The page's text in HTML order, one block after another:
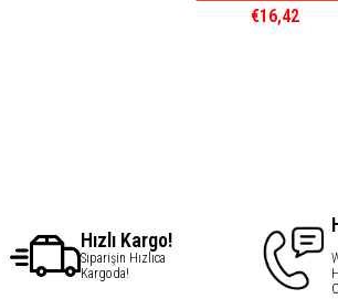
€16,42
Hızlı Kargo!
Siparişin Hızlıca
Kargoda!